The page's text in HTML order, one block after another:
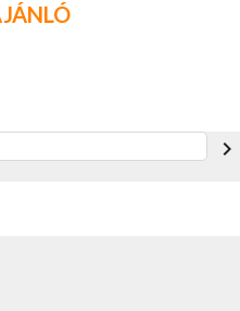
navigate_next